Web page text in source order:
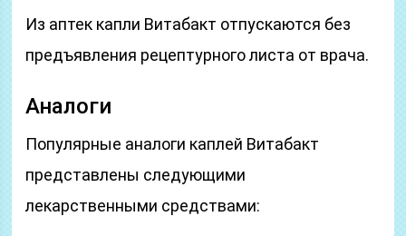
Из аптек капли Витабакт отпускаются без
предъявления рецептурного листа от врача.
Аналоги
Популярные аналоги каплей Витабакт
представлены следующими
лекарственными средствами: